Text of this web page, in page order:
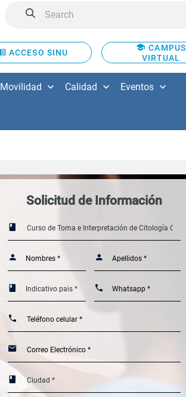
ACCESO SINU
CAMPUS
VIRTUAL
Movilidad Calidad Eventos
Solicitud de Información